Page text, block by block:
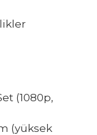
(1080p,
(yüksek